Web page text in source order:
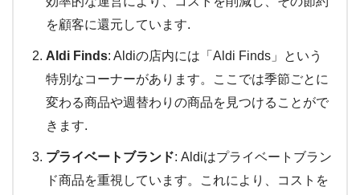
を顧客に還元しています.
Aldi Finds: Aldiの店内には「Aldi Finds」という
特別なコーナーがあります。ここでは季節ごとに
変わる商品や週替わりの商品を見つけることがで
きます.
プライベートブランド: Aldiはプライベートブラン
ド商品を重視しています。これにより、コストを